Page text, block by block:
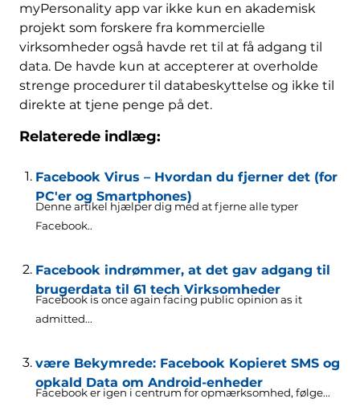
myPersonality app var ikke kun en akademisk
projekt som forskere fra kommercielle
virksomheder også havde ret til at få adgang til
data. De havde kun at accepterer at overholde
strenge procedurer til databeskyttelse og ikke til
direkte at tjene penge på det.
Relaterede indlæg:
Facebook Virus – Hvordan du fjerner det (for
PC'er og Smartphones)
Denne artikel hjælper dig med at fjerne alle typer
Facebook..
Facebook indrømmer, at det gav adgang til
brugerdata til 61 tech Virksomheder
Facebook is once again facing public opinion as it
admitted...
være Bekymrede: Facebook Kopieret SMS og
opkald Data om Android-enheder
Facebook er igen i centrum for opmærksomhed, følge...